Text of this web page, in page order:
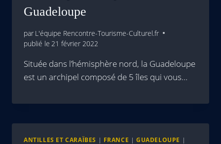
Guadeloupe
par L'équipe Rencontre-Tourisme-Culturel.fr
publié le 21 février 2022
Située dans l’hémisphère nord, la Guadeloupe
est un archipel composé de 5 îles qui vous…
ANTILLES ET CARAÏBES | FRANCE |GUADELOUPE |